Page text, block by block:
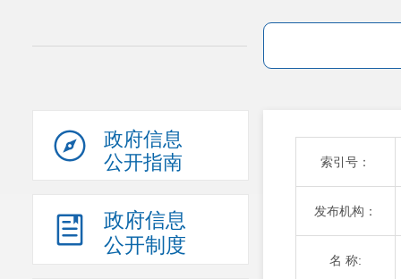
政府信息
公开指南
政府信息
公开制度
索引号：
发布机构：
名 称: